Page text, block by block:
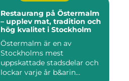
Restaurang på Östermalm
– upplev mat, tradition och
hög kvalitet i Stockholm
Östermalm är en av
Stockholms mest
uppskattade stadsdelar och
lockar varje år b&arin...